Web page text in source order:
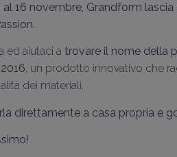
16 novembre, Grandform
ed aiutaci a trovare il nome della
, un prodotto innovativo che
dei materiali.
direttamente a casa propria e